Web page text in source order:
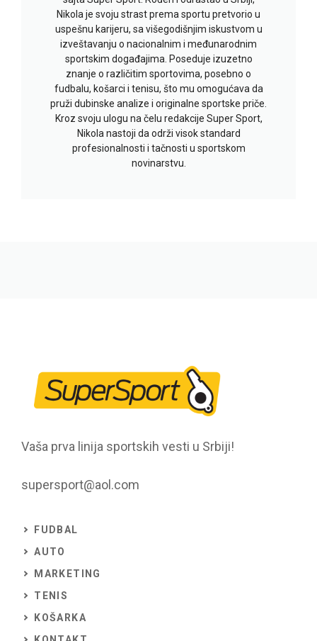
Nikola je svoju strast prema sportu pretvorio u
uspešnu karijeru, sa višegodišnjim iskustvom u
izveštavanju o nacionalnim i međunarodnim
sportskim događajima. Poseduje izuzetno
znanje o različitim sportovima, posebno o
fudbalu, košarci i tenisu, što mu omogućava da
pruži dubinske analize i originalne sportske priče.
Kroz svoju ulogu na čelu redakcije Super Sport,
Nikola nastoji da održi visok standard
profesionalnosti i tačnosti u sportskom
novinarstvu.
Vaša prva linija sportskih vesti u Srbiji!
supersport@aol.com
FUDBAL
AUTO
MARKETING
TENIS
KOŠARKA